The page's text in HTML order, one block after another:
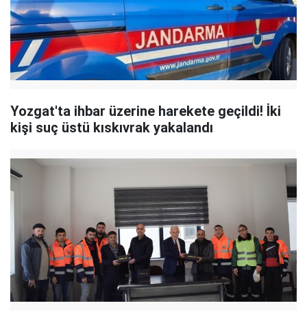
Yozgat'ta ihbar üzerine harekete geçildi! İki
kişi suç üstü kıskıvrak yakalandı